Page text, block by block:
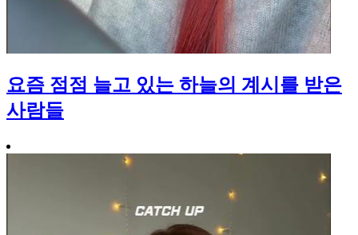
요즘 점점 늘고 있는 하늘의 계시를 받은
사람들